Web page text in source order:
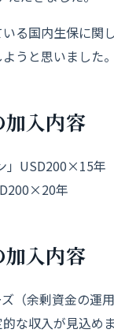
る国内生保に関
うと思いま した。
入内容
」USD200×15年
年
入内容
（余剰資金の運
な収入が見込めま